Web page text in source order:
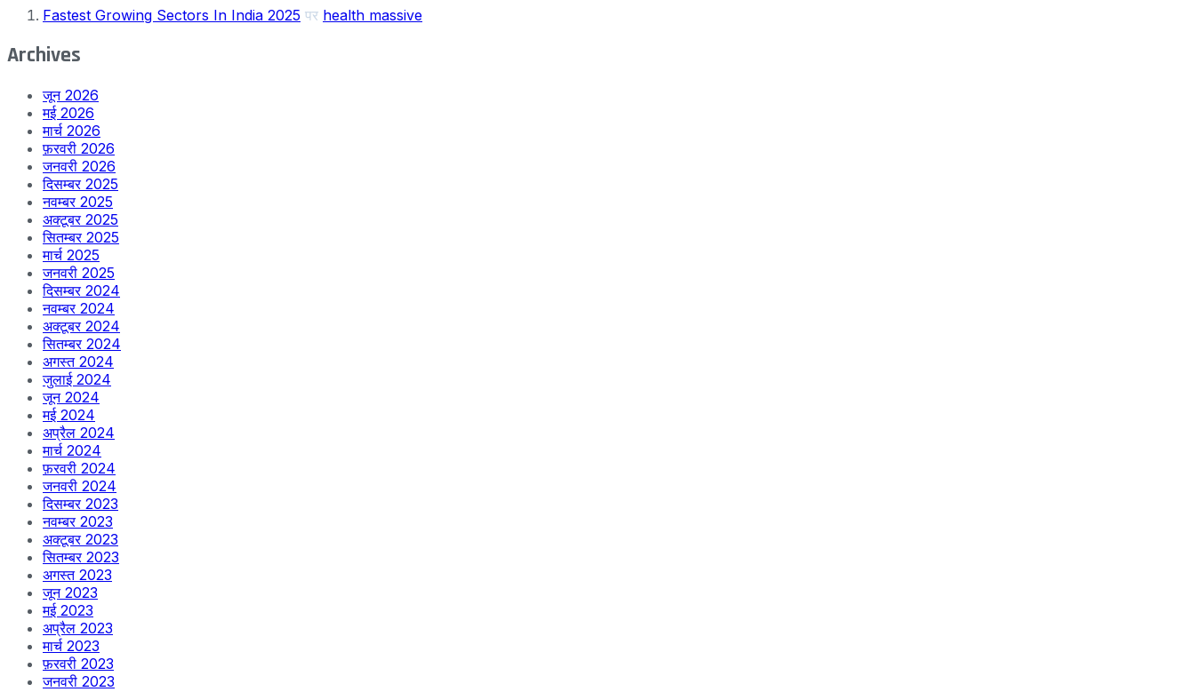
Fastest Growing Sectors In India 2025 पर health massive
Archives
जून 2026
मई 2026
मार्च 2026
फ़रवरी 2026
जनवरी 2026
दिसम्बर 2025
नवम्बर 2025
अक्टूबर 2025
सितम्बर 2025
मार्च 2025
जनवरी 2025
दिसम्बर 2024
नवम्बर 2024
अक्टूबर 2024
सितम्बर 2024
अगस्त 2024
जुलाई 2024
जून 2024
मई 2024
अप्रैल 2024
मार्च 2024
फ़रवरी 2024
जनवरी 2024
दिसम्बर 2023
नवम्बर 2023
अक्टूबर 2023
सितम्बर 2023
अगस्त 2023
जून 2023
मई 2023
अप्रैल 2023
मार्च 2023
फ़रवरी 2023
जनवरी 2023